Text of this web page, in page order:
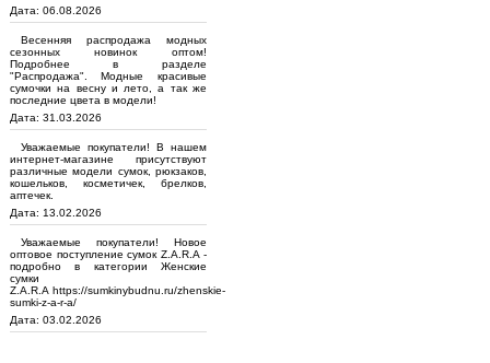
Дата: 06.08.2026
Весенняя распродажа модных
сезонных новинок оптом!
Подробнее в разделе
"Распродажа". Модные красивые
сумочки на весну и лето, а так же
последние цвета в модели!
Дата: 31.03.2026
Уважаемые покупатели! В нашем
интернет-магазине присутствуют
различные модели сумок, рюкзаков,
кошельков, косметичек, брелков,
аптечек.
Дата: 13.02.2026
Уважаемые покупатели! Новое
оптовое поступление сумок Z.A.R.A -
подробно в категории Женские
сумки
Z.A.R.A https://sumkinybudnu.ru/zhenskie-
sumki-z-a-r-a/
Дата: 03.02.2026